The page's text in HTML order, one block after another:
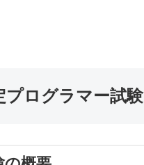
プログラマー試験